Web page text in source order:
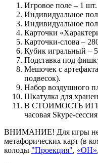
Игровое поле – 1 шт.
Индивидуальное
Индивидуальное
Карточки
Карточки-слова –
Кубик игральный –
Подставка под
Мешочек с
подвесок).
Набор воздушного
Шкатулка для
В СТОИМОСТЬ
часовая Skype-
ВНИМАНИЕ! Для игры
метафорических карт (в
колоды "Проекция", «ОН»,